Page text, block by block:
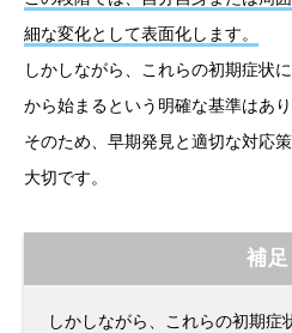
細な変化として表面化します。
しかしながら、これらの初期症状
から始まるという明確な基準はあり
そのため、早期発見と適切な対応
大切です。
補足
しかしながら、これらの初期症